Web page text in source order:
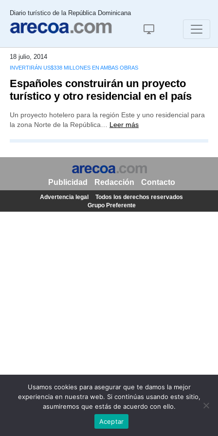
Diario turístico de la República Dominicana
18 julio, 2014
INVERTIRÁN US$338 MILLONES EN AMBAS OBRAS
Españoles construirán un proyecto
turístico y otro residencial en el país
Un proyecto hotelero para la región Este y uno residencial para
la zona Norte de la República… Leer más
Usamos cookies para asegurar que te damos la mejor
experiencia en nuestra web. Si continúas usando este sitio,
asumiremos que estás de acuerdo con ello.
Aceptar
Publicidad Redacción Contacto
Advertencia legal
Todos los derechos reservados
Grupo Preferente